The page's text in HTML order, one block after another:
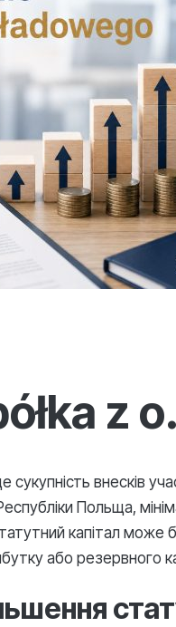
z
сукупність внесків
Польща,
капітал може
або резервного